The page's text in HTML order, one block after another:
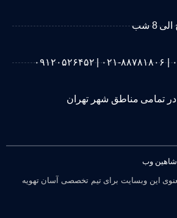
در تمامی مناطق شهر تهران
این وبسایت برای تیم تخصصی آسان تهویه
وب